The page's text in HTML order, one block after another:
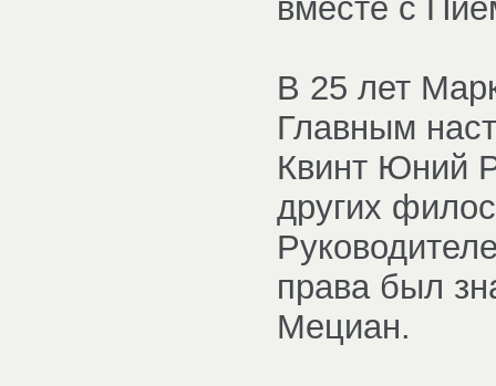
вместе с
В 25 лет
Главным
Квинт Юний
других
права был
Мециан.